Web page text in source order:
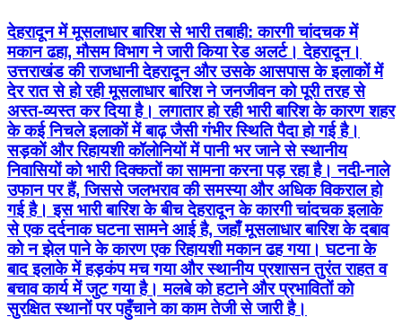
देहरादून में मूसलाधार बारिश से भारी तबाही: कारगी चांदचक में
मकान ढहा, मौसम विभाग ने जारी किया रेड अलर्ट। देहरादून।
उत्तराखंड की राजधानी देहरादून और उसके आसपास के इलाकों में
देर रात से हो रही मूसलाधार बारिश ने जनजीवन को पूरी तरह से
अस्त-व्यस्त कर दिया है। लगातार हो रही भारी बारिश के कारण शहर
के कई निचले इलाकों में बाढ़ जैसी गंभीर स्थिति पैदा हो गई है।
सड़कों और रिहायशी कॉलोनियों में पानी भर जाने से स्थानीय
निवासियों को भारी दिक्कतों का सामना करना पड़ रहा है। नदी-नाले
उफान पर हैं, जिससे जलभराव की समस्या और अधिक विकराल हो
गई है। इस भारी बारिश के बीच देहरादून के कारगी चांदचक इलाके
से एक दर्दनाक घटना सामने आई है, जहाँ मूसलाधार बारिश के दबाव
को न झेल पाने के कारण एक रिहायशी मकान ढह गया। घटना के
बाद इलाके में हड़कंप मच गया और स्थानीय प्रशासन तुरंत राहत व
बचाव कार्य में जुट गया है। मलबे को हटाने और प्रभावितों को
सुरक्षित स्थानों पर पहुँचाने का काम तेजी से जारी है।